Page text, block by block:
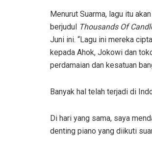
Menurut Suarma, lagu itu
berjudul Thousands Of
Juni ini. “Lagu ini mereka
kepada Ahok, Jokowi dan
perdamaian dan kesatuan
Banyak hal telah terjadi di
Di hari yang sama, saya
denting piano yang diikuti